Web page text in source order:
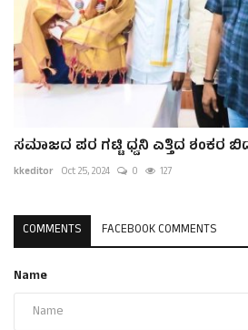
ಸಮಾಜದ ಪರ ಗಟ್ಟಿ ಧ್ವನಿ ಎತ್ತಿದ ಶಂಕರ
kkeditor Oct 25, 2024 0 127
COMMENTS FACEBOOK COMMENTS
Name